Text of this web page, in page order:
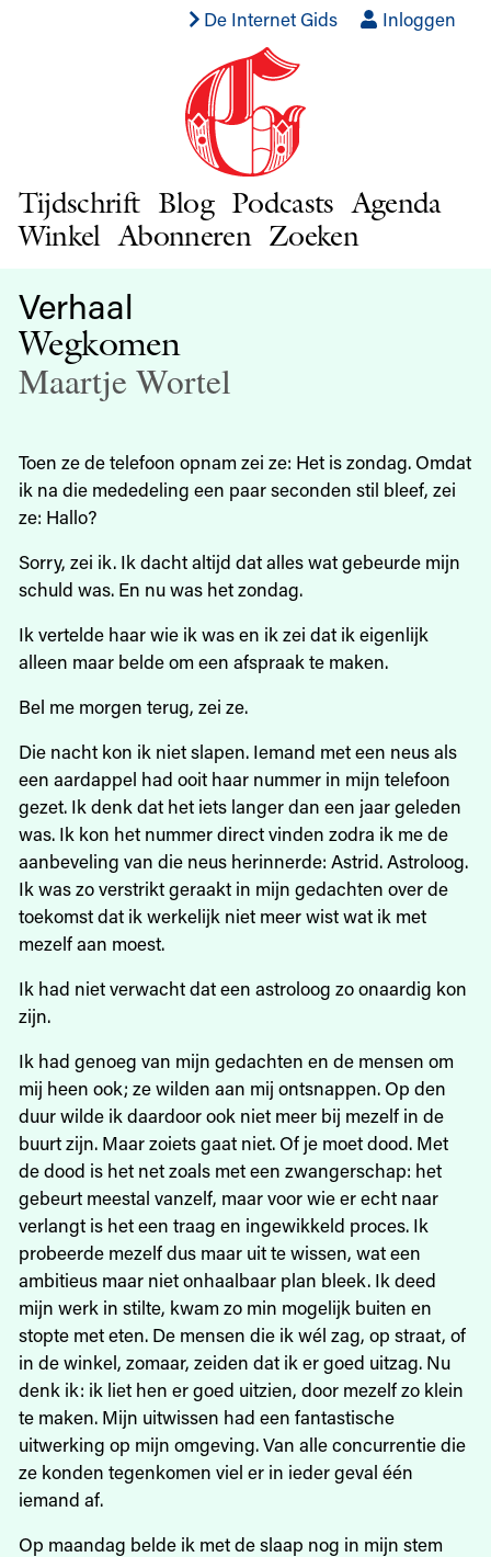
De Internet Gids Inloggen
Tijdschrift Blog Podcasts Agenda
Winkel Abonneren Zoeken
Verhaal
Wegkomen
Maartje Wortel
Toen ze de telefoon opnam zei ze: Het is zondag. Omdat
ik na die mededeling een paar seconden stil bleef, zei
ze: Hallo?
Sorry, zei ik. Ik dacht altijd dat alles wat gebeurde mijn
schuld was. En nu was het zondag.
Ik vertelde haar wie ik was en ik zei dat ik eigenlijk
alleen maar belde om een afspraak te maken.
Bel me morgen terug, zei ze.
Die nacht kon ik niet slapen. Iemand met een neus als
een aardappel had ooit haar nummer in mijn telefoon
gezet. Ik denk dat het iets langer dan een jaar geleden
was. Ik kon het nummer direct vinden zodra ik me de
aanbeveling van die neus herinnerde: Astrid. Astroloog.
Ik was zo verstrikt geraakt in mijn gedachten over de
toekomst dat ik werkelijk niet meer wist wat ik met
mezelf aan moest.
Ik had niet verwacht dat een astroloog zo onaardig kon
zijn.
Ik had genoeg van mijn gedachten en de mensen om
mij heen ook; ze wilden aan mij ontsnappen. Op den
duur wilde ik daardoor ook niet meer bij mezelf in de
buurt zijn. Maar zoiets gaat niet. Of je moet dood. Met
de dood is het net zoals met een zwangerschap: het
gebeurt meestal vanzelf, maar voor wie er echt naar
verlangt is het een traag en ingewikkeld proces. Ik
probeerde mezelf dus maar uit te wissen, wat een
ambitieus maar niet onhaalbaar plan bleek. Ik deed
mijn werk in stilte, kwam zo min mogelijk buiten en
stopte met eten. De mensen die ik wél zag, op straat, of
in de winkel, zomaar, zeiden dat ik er goed uitzag. Nu
denk ik: ik liet hen er goed uitzien, door mezelf zo klein
te maken. Mijn uitwissen had een fantastische
uitwerking op mijn omgeving. Van alle concurrentie die
ze konden tegenkomen viel er in ieder geval één
iemand af.
Op maandag belde ik met de slaap nog in mijn stem